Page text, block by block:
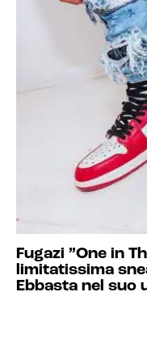
Fugazi ”One in
limitatissima
Ebbasta nel suo